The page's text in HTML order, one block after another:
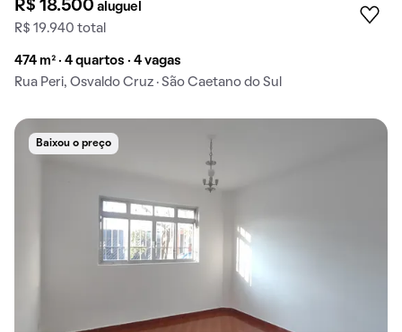
R$ 18.500aluguel
R$ 19.940 total
474 m² · 4 quartos · 4 vagas
Rua Peri, Osvaldo Cruz · São Caetano do Sul
Baixou o preço